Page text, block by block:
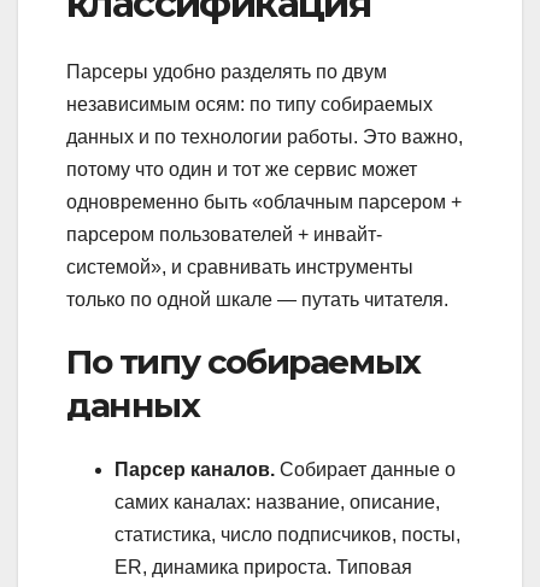
Парсеры удобно разделять по двум
независимым осям: по типу собираемых
данных и по технологии работы. Это важно,
потому что один и тот же сервис может
одновременно быть «облачным парсером +
парсером пользователей + инвайт-
системой», и сравнивать инструменты
только по одной шкале — путать читателя.
По типу собираемых
данных
Парсер каналов. Собирает данные о
самих каналах: название, описание,
статистика, число подписчиков, посты,
ER, динамика прироста. Типовая